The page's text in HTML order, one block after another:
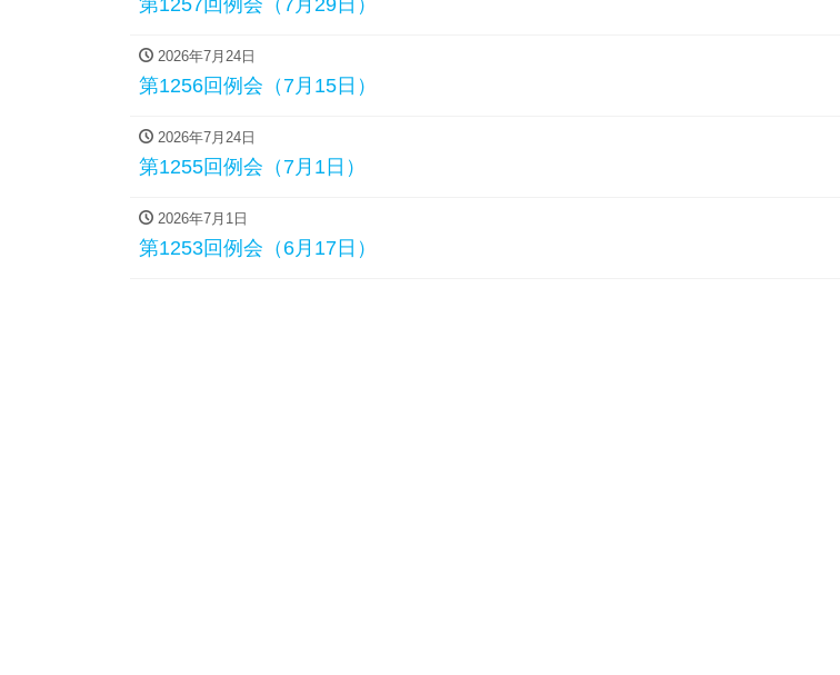
2026年7月24日
第1256回例会（7月15日）
2026年7月24日
第1255回例会（7月1日）
2026年7月1日
第1253回例会（6月17日）